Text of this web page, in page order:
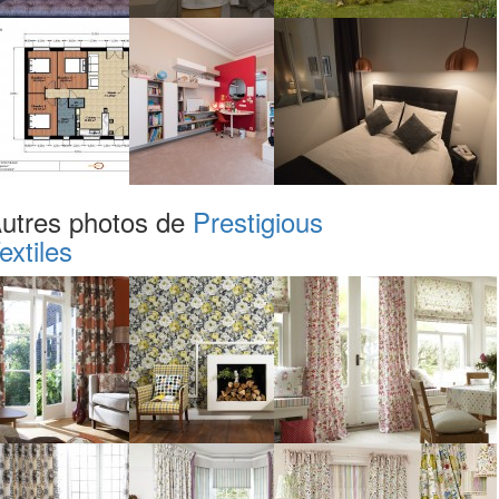
photos de Prestigious